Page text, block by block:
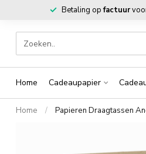
Betaling opfactuur
Home Cadeaupapier
Home / Papieren Draagtassen